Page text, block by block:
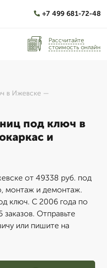
+7 499 681-72-48
Рассчитайте
стоимость онлайн
в Ижевске —
под ключ в
и
от 49338 руб. под
монтаж и демонтаж.
ключ. С 2006 года по
Отправьте
или пишите на